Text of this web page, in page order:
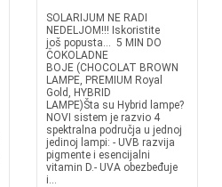
SOLARIJUM NE RADI
NEDELJOM!!! Iskoristite
još popusta... 5 MIN DO
ČOKOLADNE
BOJE (CHOCOLAT BROWN
LAMPE, PREMIUM Royal
Gold, HYBRID
LAMPE)Šta su Hybrid lampe?
NOVI sistem je razvio 4
spektralna područja u jednoj
jedinoj lampi: - UVB razvija
pigmente i esencijalni
vitamin D.- UVA obezbeđuje
i...